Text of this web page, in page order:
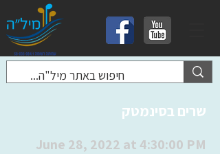
שרים בסינמטק
June 28, 2022 at 4:30:00 PM